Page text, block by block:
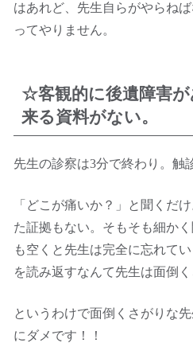
はあれど、先生自らがやらね
ってやりません。
☆客観的に後遺障害
来る資料がない。
先生の診察は3分で終わり。触
「どこが痛いか？」と聞くだ
た証拠もない。そもそも細か
も空くと先生は完全に忘れて
を読み返すなんて先生は面倒
というわけで面倒くさがりな
にダメです！！